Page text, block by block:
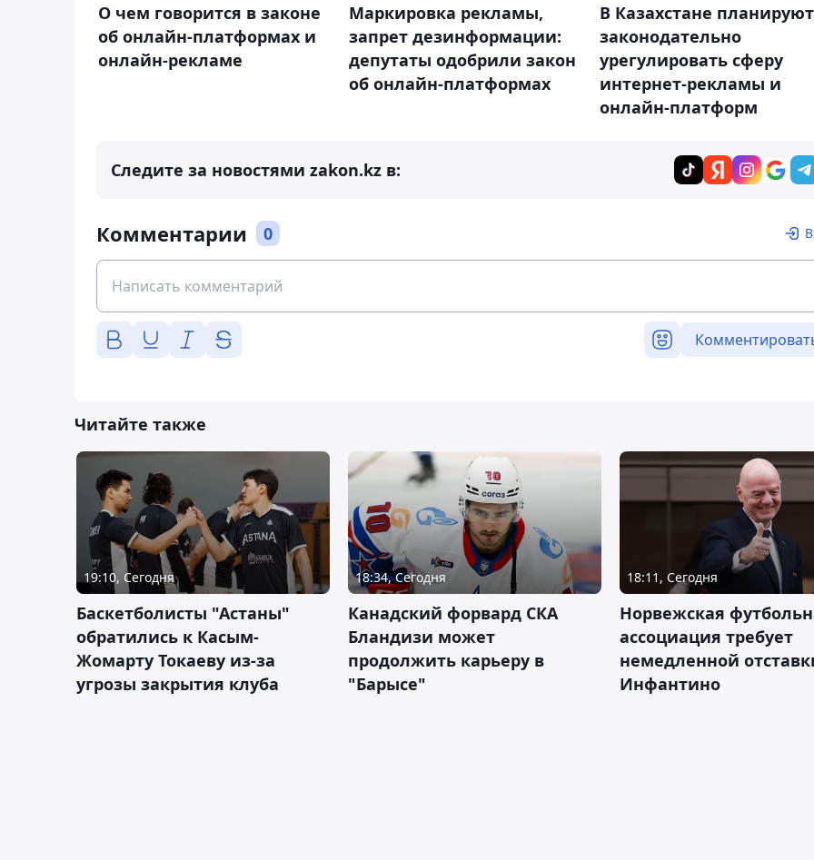
О чем говорится в законе
об онлайн-платформах и
онлайн-рекламе
Маркировка рекламы,
запрет дезинформации:
депутаты одобрили закон
об онлайн-платформах
В Казахстане планируют
законодательно
урегулировать сферу
интернет-рекламы и
онлайн-платформ
Следите за новостями zakon.kz в:
Комментарии 0
Читайте также
19:10, Сегодня
Баскетболисты "Астаны"
обратились к Касым-
Жомарту Токаеву из-за
угрозы закрытия клуба
18:34, Сегодня
Канадский форвард СКА
Бландизи может
продолжить карьеру в
"Барысе"
18:11, Сегодня
Норвежская
ассоциация требует
немедленной
Инфантино